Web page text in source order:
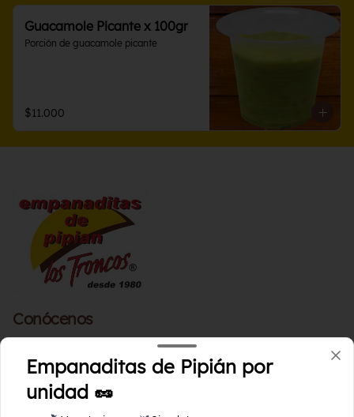
Guacamole Picante x 100gr
Porción de guacamole picante
$11.000
Conócenos
Términos y condiciones
Política de privacidad
Empanaditas de Pipián por
unidad 🥜